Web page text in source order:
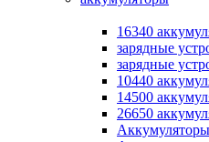
16340
зарядные
зарядные
10440
14500
26650